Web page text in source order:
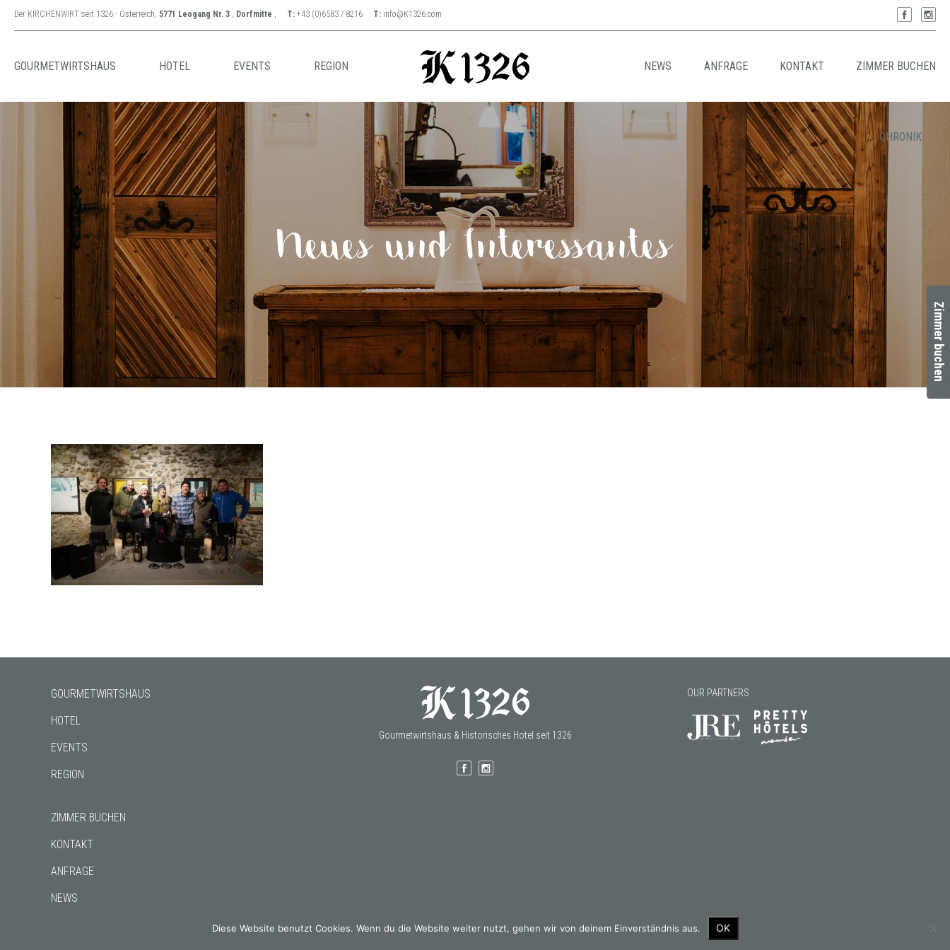
Der KIRCHENWIRT seit 1326 - Österreich, 5771 Leogang Nr. 3 , Dorfmitte , T: +43 (0)6583 / 8216 T: info@K1326.com
GOURMETWIRTSHAUS HOTEL EVENTS REGION ZIMMER BUCHEN
KONTAKT
ANFRAGE
NEWS
CHRONIK
Neues und Interessantes
GOURMETWIRTSHAUS
HOTEL
EVENTS
REGION
ZIMMER BUCHEN
KONTAKT
ANFRAGE
NEWS
Gourmetwirtshaus & Historisches Hotel seit 1326
OUR PARTNERS
Zimmer buchen
Diese Website benutzt Cookies. Wenn du die Website weiter nutzt, gehen wir von deinem Einverständnis aus. OK